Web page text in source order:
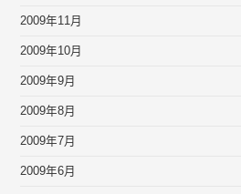
2009年11月
2009年10月
2009年9月
2009年8月
2009年7月
2009年6月